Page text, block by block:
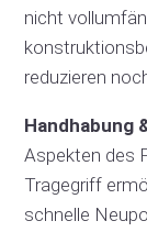
nicht
reduzieren
Handhabung
Aspekten des
Tragegriff
schnelle